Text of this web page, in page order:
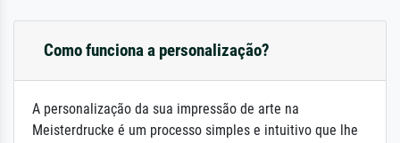
Como funciona a personalização?
A personalização da sua impressão de arte na
Meisterdrucke é um processo simples e intuitivo que lhe